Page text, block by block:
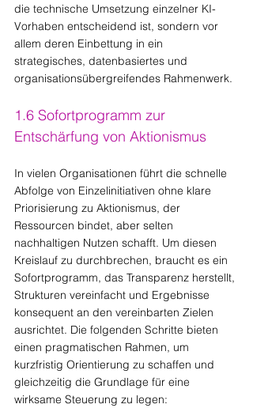
die technische Umsetzung einzelner KI-
Vorhaben entscheidend ist, sondern vor
allem deren Einbettung in ein
strategisches, datenbasiertes und
organisationsübergreifendes Rahmenwerk.
1.6 Sofortprogramm zur
Entschärfung von Aktionismus
In vielen Organisationen führt die schnelle
Abfolge von Einzelinitiativen ohne klare
Priorisierung zu Aktionismus, der
Ressourcen bindet, aber selten
nachhaltigen Nutzen schafft. Um diesen
Kreislauf zu durchbrechen, braucht es ein
Sofortprogramm, das Transparenz herstellt,
Strukturen vereinfacht und Ergebnisse
konsequent an den vereinbarten Zielen
ausrichtet. Die folgenden Schritte bieten
einen pragmatischen Rahmen, um
kurzfristig Orientierung zu schaffen und
gleichzeitig die Grundlage für eine
wirksame Steuerung zu legen: